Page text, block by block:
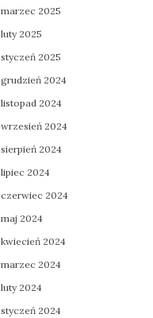
marzec 2025
luty 2025
styczeń 2025
grudzień 2024
listopad 2024
wrzesień 2024
sierpień 2024
lipiec 2024
czerwiec 2024
maj 2024
kwiecień 2024
marzec 2024
luty 2024
styczeń 2024